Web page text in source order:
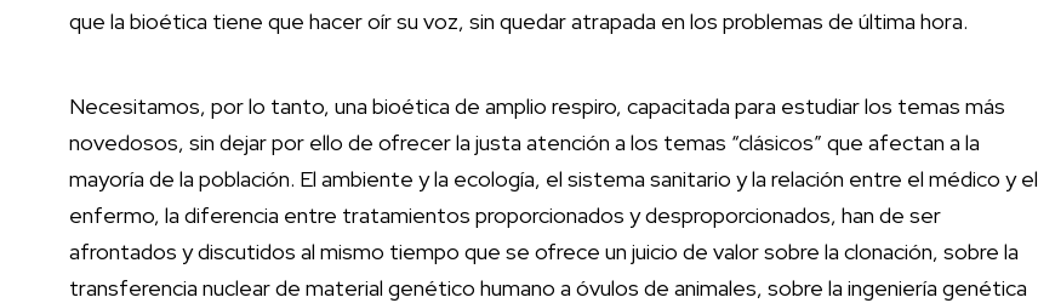
que la bioética tiene que hacer oír su voz, sin quedar atrapada en los problemas de última hora.
Necesitamos, por lo tanto, una bioética de amplio respiro, capacitada para estudiar los temas más
novedosos, sin dejar por ello de ofrecer la justa atención a los temas “clásicos” que afectan a la
mayoría de la población. El ambiente y la ecología, el sistema sanitario y la relación entre el médico y el
enfermo, la diferencia entre tratamientos proporcionados y desproporcionados, han de ser
afrontados y discutidos al mismo tiempo que se ofrece un juicio de valor sobre la clonación, sobre la
transferencia nuclear de material genético humano a óvulos de animales, sobre la ingeniería genética